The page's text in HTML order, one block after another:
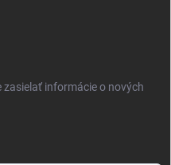
zasielať informácie o nových